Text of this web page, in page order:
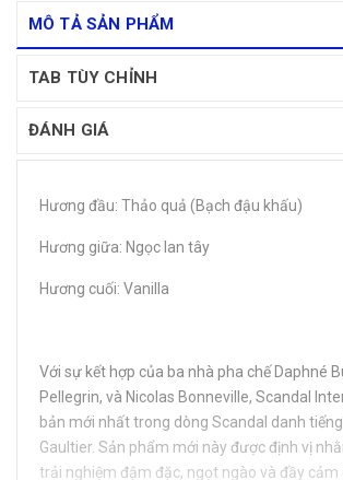
MÔ TẢ SẢN PHẨM
TAB TÙY CHỈNH
ĐÁNH GIÁ
Hương đầu: Thảo quả (Bạch đậu khấu)
Hương giữa: Ngọc lan tây
Hương cuối: Vanilla
Với sự kết hợp của ba nhà pha chế Daphné
Pellegrin, và Nicolas Bonneville, Scandal
bản mới nhất trong dòng Scandal danh
Gaultier. Sản phẩm mới này được định vị
trải nghiệm đậm đặc, ngọt ngào và đầy cảm